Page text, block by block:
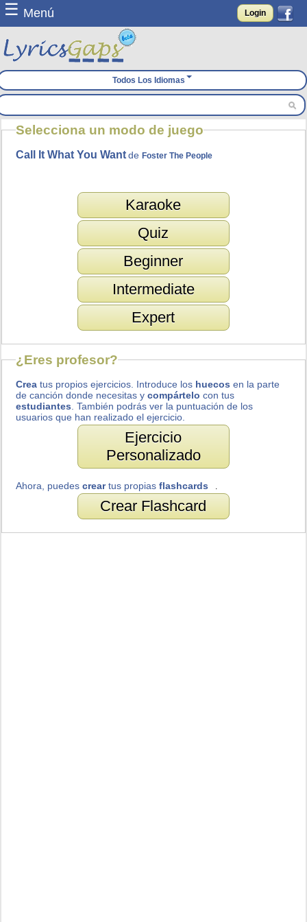
☰ Menú Login
Todos Los Idiomas
Selecciona un modo de juego
Call It What You Want deFoster The People
Karaoke
Quiz
Beginner
Intermediate
Expert
¿Eres profesor?
Crea tus propios ejercicios. Introduce los huecos en la parte
de canción donde necesitas ycompártelo con tus
estudiantes . También podrás ver la puntuación de los
usuarios que han realizado el ejercicio.
Ejercicio
Personalizado
Ahora, puedescreartus propiasflashcards
Crear Flashcard